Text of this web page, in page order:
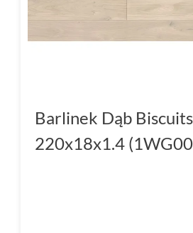
Barlinek Dąb
220x18x1.4